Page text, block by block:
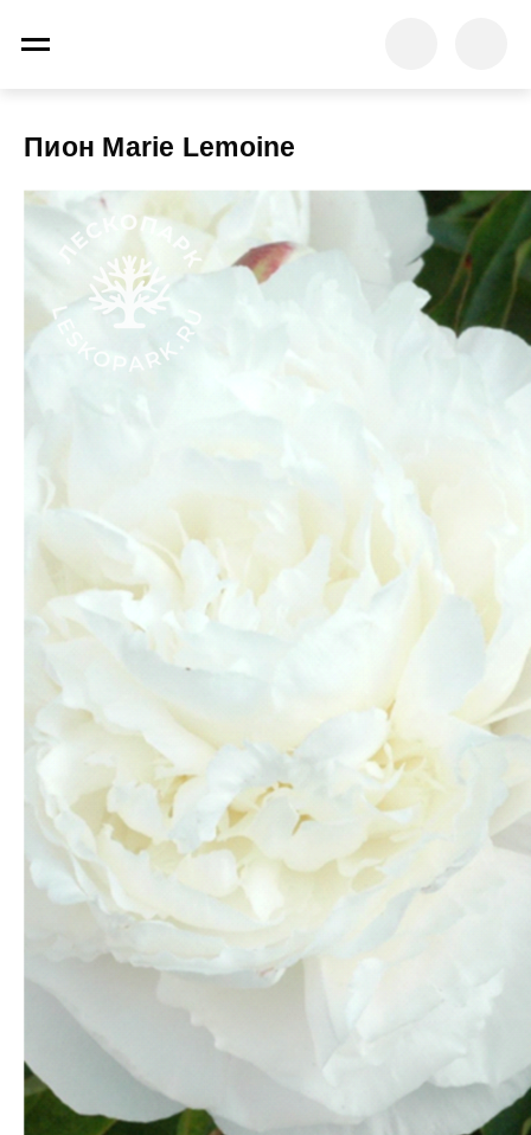
Пион Marie Lemoine